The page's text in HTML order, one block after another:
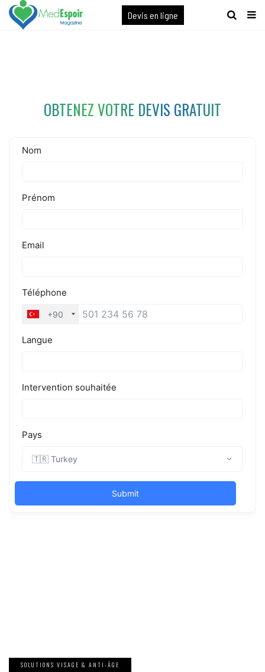
[maxbutton name="devis express"]
Devis en ligne
OBTENEZ VOTRE DEVIS GRATUIT
SOLUTIONS VISAGE & ANTI-ÂGE